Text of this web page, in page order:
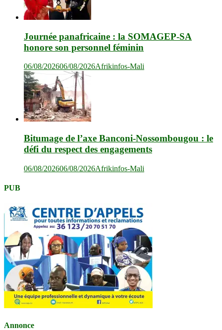
Journée panafricaine : la SOMAGEP-SA
honore son personnel féminin
06/08/202606/08/2026Afrikinfos-Mali
Bitumage de l’axe Banconi-Nossombougou : le
défi du respect des engagements
06/08/202606/08/2026Afrikinfos-Mali
PUB
Annonce